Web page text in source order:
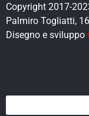
Copyright 2017-
Palmiro Togliatti,
Disegno e sviluppo